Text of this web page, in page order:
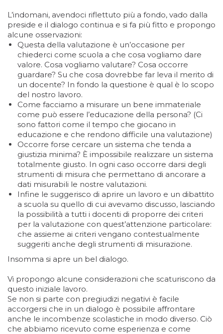
L’indomani, avendoci riflettuto più a fondo, vado dalla
preside e il dialogo continua e si fa più fitto e propongo
alcune osservazioni:
Questa della valutazione è un’occasione per
chiederci come scuola a che cosa vogliamo dare
valore. Cosa vogliamo valutare? Cosa occorre
guardare? Su che cosa dovrebbe far leva il merito di
un docente? In fondo la questione è qual è lo scopo
del nostro lavoro.
Come facciamo a misurare un bene immateriale
come può essere l’educazione della persona? (Ci
sono fattori come il tempo che giocano in
educazione e che rendono difficile una valutazione)
Occorre forse cercare un sistema che tenda a
giustizia minima? È impossibile realizzare un sistema
totalmente giusto. In ogni caso occorre darsi degli
strumenti di misura che permettano di ancorare a
dati misurabili le nostre valutazioni.
Infine le suggerisco di aprire un lavoro e un dibattito
a scuola su quello di cui avevamo discusso, lasciando
la possibilità a tutti i docenti di proporre dei criteri
per la valutazione con quest’attenzione particolare:
che assieme ai criteri vengano contestualmente
suggeriti anche degli strumenti di misurazione.
Insomma si apre un bel dialogo.
Vi propongo alcune considerazioni che scaturiscono da
questo iniziale lavoro.
Se non si parte con pregiudizi negativi è facile
accorgersi che in un dialogo è possibile affrontare
anche le incombenze scolastiche in modo diverso. Ciò
che abbiamo ricevuto come esperienza e come